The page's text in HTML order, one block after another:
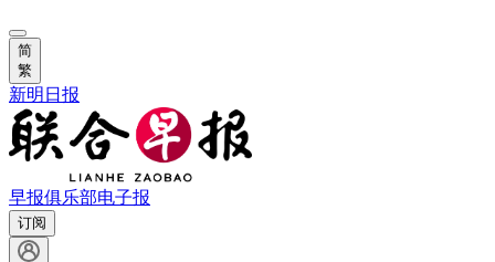
简
繁
新明日报
早报俱乐部电子报
订阅